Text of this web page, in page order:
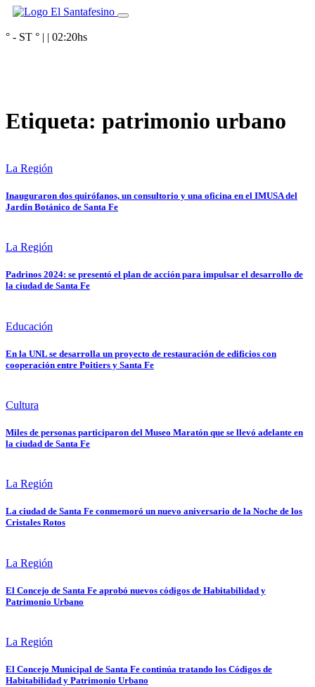
° - ST ° | | 02:20hs
Etiqueta: patrimonio urbano
La Región
Inauguraron dos quirófanos, un consultorio y una oficina en el IMUSA del
Jardín Botánico de Santa Fe
La Región
Padrinos 2024: se presentó el plan de acción para impulsar el desarrollo de
la ciudad de Santa Fe
Educación
En la UNL se desarrolla un proyecto de restauración de edificios con
cooperación entre Poitiers y Santa Fe
Cultura
Miles de personas participaron del Museo Maratón que se llevó adelante en
la ciudad de Santa Fe
La Región
La ciudad de Santa Fe conmemoró un nuevo aniversario de la Noche de los
Cristales Rotos
La Región
El Concejo de Santa Fe aprobó nuevos códigos de Habitabilidad y
Patrimonio Urbano
La Región
El Concejo Municipal de Santa Fe continúa tratando los Códigos de
Habitabilidad y Patrimonio Urbano